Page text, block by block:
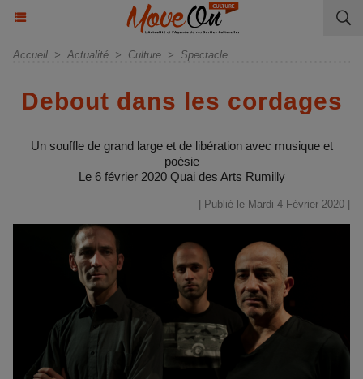
Accueil > Actualité > Culture > Spectacle
Debout dans les cordages
Un souffle de grand large et de libération avec musique et
poésie
Le 6 février 2020 Quai des Arts Rumilly
| Publié le Mardi 4 Février 2020 |